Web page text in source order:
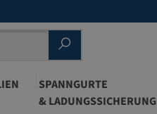
SPANNGURTE
& LADUNGSSICHERUNG